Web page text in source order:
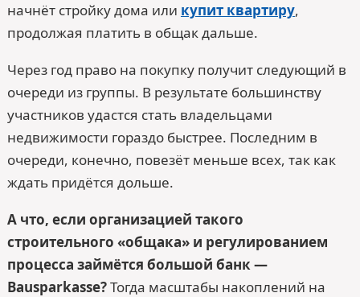
начнёт стройку дома или купит квартиру,
продолжая платить в общак дальше.
Через год право на покупку получит следующий в
очереди из группы. В результате большинству
участников удастся стать владельцами
недвижимости гораздо быстрее. Последним в
очереди, конечно, повезёт меньше всех, так как
ждать придётся дольше.
А что, если организацией такого
строительного «общака» и регулированием
процесса займётся большой банк —
Bausparkasse?Тогда масштабы накоплений на